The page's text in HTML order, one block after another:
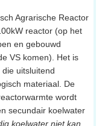
Agrarische Reactor
reactor (op het
en gebouwd
VS komen). Het is
uitsluitend
materiaal. De
wordt
secundair koelwater
koelwater niet kan